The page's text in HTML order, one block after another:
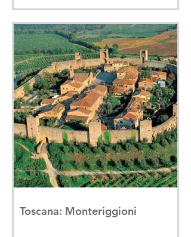
Toscana: Monteriggioni